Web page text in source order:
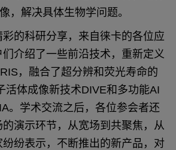
，解决具体生物学问题。
彩的科研分享，来自徕卡的各位应
介绍了一些前沿技术，重新定义
，融合了超分辨和荧光寿命的
活体成像新技术DIVE和多功能AI
。学术交流之后，各位参会者还
演示环节，从宽场到共聚焦，从
纷表示，不断推出的新产品，对